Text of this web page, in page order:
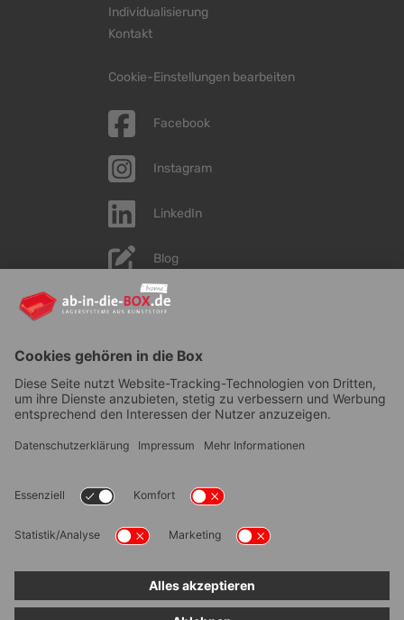
Individualisierung
Kontakt
Cookie-Einstellungen bearbeiten
Facebook
Instagram
LinkedIn
Blog
YouTube
Bestellvorgang|Impressum|Information zur
Barrierefreiheit